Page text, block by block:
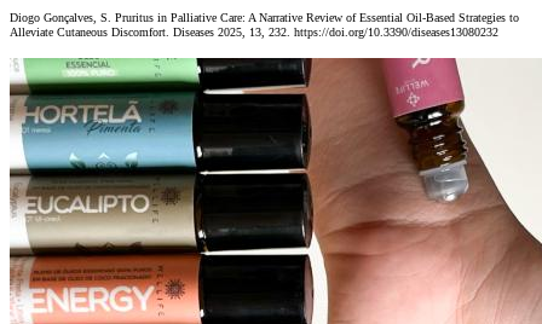
Diogo Gonçalves, S. Pruritus in Palliative Care: A Narrative Review of Essential Oil-Based Strategies to
Alleviate Cutaneous Discomfort. Diseases 2025, 13, 232. https://doi.org/10.3390/diseases13080232